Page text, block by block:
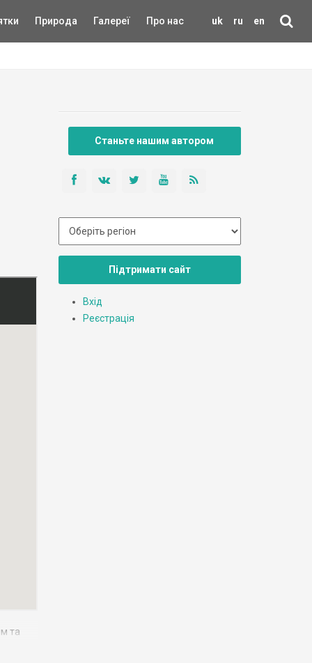
uk ru en
Природа Галереї Про нас
та
Станьте нашим автором
Підтримати сайт
Вхід
Реєстрація